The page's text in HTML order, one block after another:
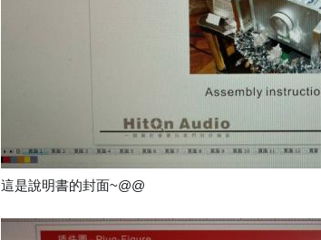
這是說明書的封面~@@